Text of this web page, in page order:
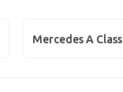
Mercedes A Class